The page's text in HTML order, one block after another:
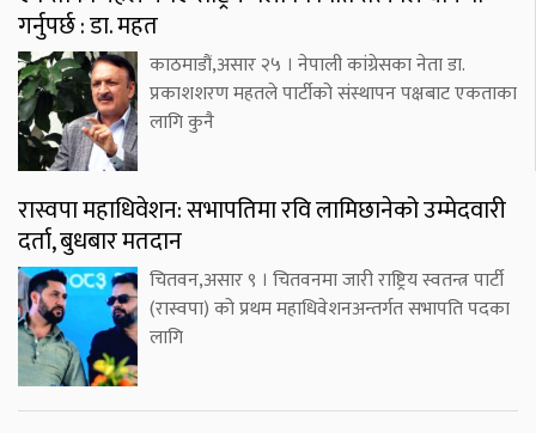
गर्नुपर्छ : डा. महत
काठमाडौं,असार २५ । नेपाली कांग्रेसका नेता डा.
प्रकाशशरण महतले पार्टीको संस्थापन पक्षबाट एकताका
लागि कुनै
रास्वपा महाधिवेशन: सभापतिमा रवि लामिछानेको उम्मेदवारी
दर्ता, बुधबार मतदान
चितवन,असार ९ । चितवनमा जारी राष्ट्रिय स्वतन्त्र पार्टी
(रास्वपा) को प्रथम महाधिवेशनअन्तर्गत सभापति पदका
लागि